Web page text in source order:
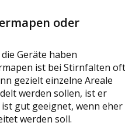
oder
Geräte haben
ist bei Stirnfalten oft
gezielt einzelne Areale
werden sollen, ist er
gut geeignet, wenn eher
werden soll.